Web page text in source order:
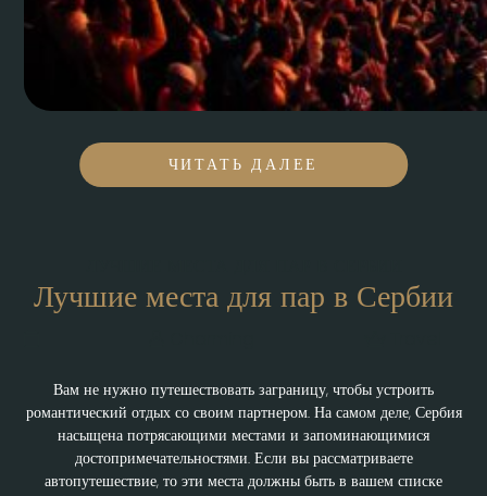
ЧИТАТЬ ДАЛЕЕ
Лучшие места для пар в Сербии
Вам не нужно путешествовать заграницу, чтобы устроить
романтический отдых со своим партнером. На самом деле, Сербия
насыщена потрясающими местами и запоминающимися
достопримечательностями. Если вы рассматриваете
автопутешествие, то эти места должны быть в вашем списке